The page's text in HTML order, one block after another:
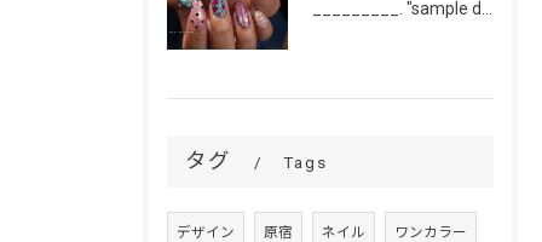
タグ Tags
デザイン 原宿 ネイル ワンカラー